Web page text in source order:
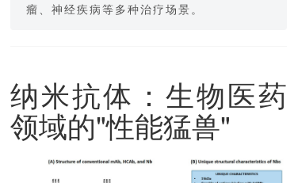
瘤、神经疾病等多种治疗场景。
纳米抗体：生物医药
领域的"性能猛兽"